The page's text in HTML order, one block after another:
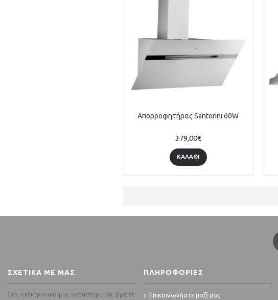
Απορροφητήρας Santorini 60W
379,00€
ΚΑΛΆΘΙ
ΣΧΕΤΙΚΆ ΜΕ ΜΑΣ
Στο ηλεκτρονικό μας κατάστημα θα βρείτε
ΠΛΗΡΟΦΟΡΊΕΣ
Επικοινωνήστε μαζί μας